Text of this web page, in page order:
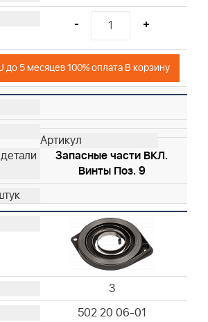
-
+
до 5 месяцев 100% оплата В корзину
Запасные части ВКЛ.
Винты Поз. 9
3
502 20 06-01